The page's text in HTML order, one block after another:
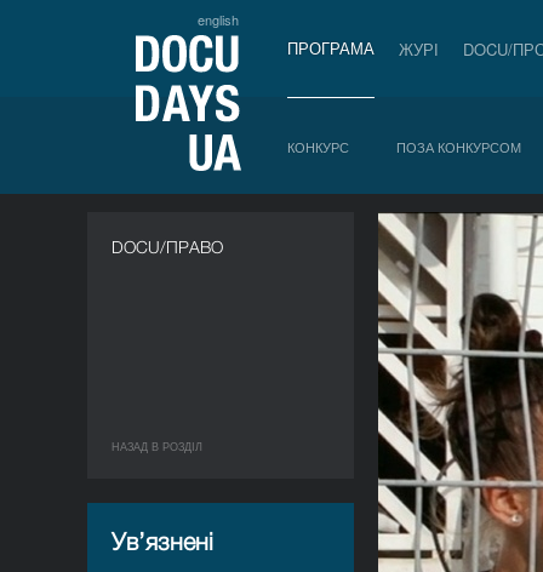
english
ПРОГРАМА ЖУРІ DOCU/
КОНКУРС ПОЗА КОНКУРСОМ
DOCU/ПРАВО
НАЗАД В РОЗДIЛ
Ув’язнені